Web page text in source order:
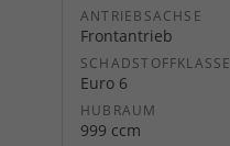
ANTRIEBSACHSE
Frontantrieb
SCHADSTOFFKLASSE
Euro 6
HUBRAUM
999 ccm